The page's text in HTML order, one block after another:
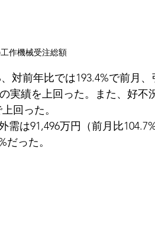
作機械受注総額
対前年比では193.4%で前月
実績を上回った。また、好不
回った。
は91,496万円（前月比
った。